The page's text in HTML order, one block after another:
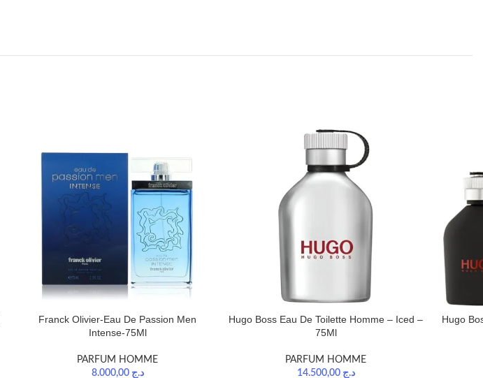
Franck Olivier-Eau De Passion Men
Intense-75Ml
PARFUM HOMME
د.ج 8.000,00
Hugo Boss Eau De Toilette Homme – Iced –
75Ml
PARFUM HOMME
د.ج 14.500,00
Hugo